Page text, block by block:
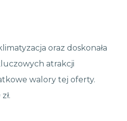
oraz doskonała
atrakcji
walory tej oferty.